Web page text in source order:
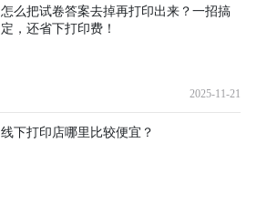
怎么把试卷答案去掉再打印出来？一招搞
定，还省下打印费！
2025-11-21
线下打印店哪里比较便宜？